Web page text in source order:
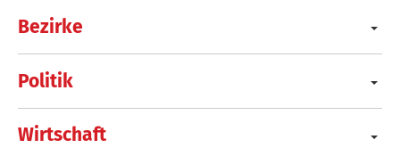
Bezirke
Politik
Wirtschaft